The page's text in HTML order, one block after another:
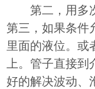
第二，用多次
第三，如果条件
里面的液位。或
上。管子直接
好的解决波动、